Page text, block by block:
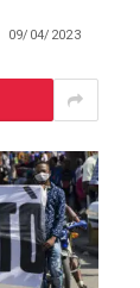
09/04/2023